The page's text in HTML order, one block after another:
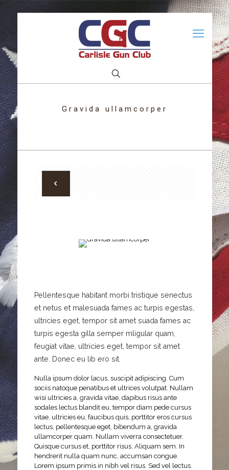
Gravida ullamcorper
Pellentesque habitant morbi tristique senectus
et netus et malesuada fames ac turpis egestas,
ultricies eget, tempor sit amet suada fames ac
turpis egesta gilla semper mligular quam,
feugiat vitae, ultricies eget, tempor sit amet
ante. Donec eu lib ero sit.
Nulla ipsum dolor lacus, suscipit adipiscing. Cum
sociis natoque penatibus et ultrices volutpat. Nullam
wisi ultricies a, gravida vitae, dapibus risus ante
sodales lectus blandit eu, tempor diam pede cursus
vitae, ultricies eu, faucibus quis, porttitor eros cursus
lectus, pellentesque eget, bibendum a, gravida
ullamcorper quam. Nullam viverra consectetuer.
Quisque cursus et, porttitor risus. Aliquam sem. In
hendrerit nulla quam nunc, accumsan congue.
Lorem ipsum primis in nibh vel risus. Sed vel lectus.